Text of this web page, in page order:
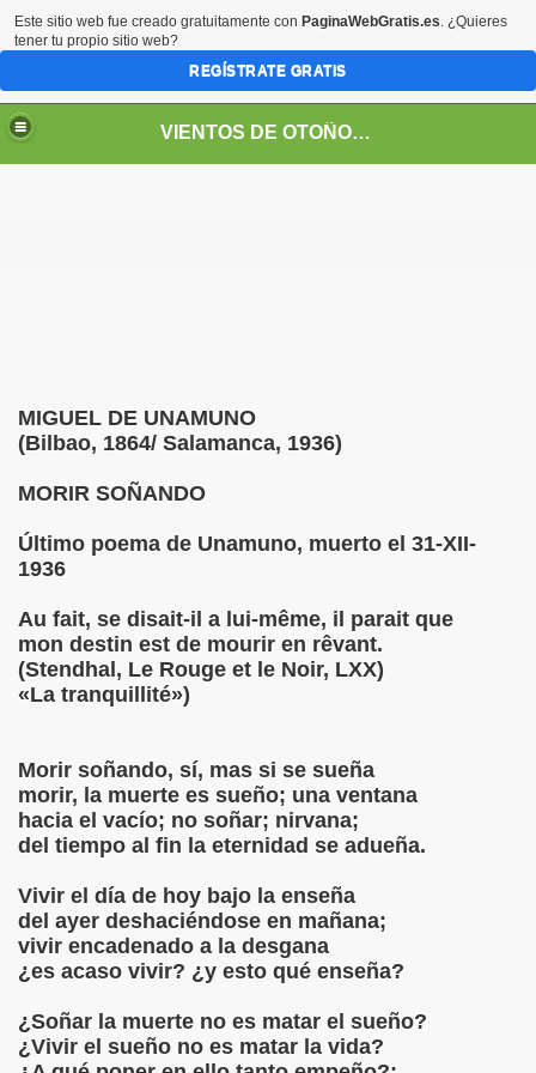
VIENTOS DE OTOÑO POR FANNY JEM WONG
MIGUEL DE UNAMUNO
(Bilbao, 1864/ Salamanca, 1936)
MORIR SOÑANDO
Último poema de Unamuno, muerto el 31-XII-
1936
Au fait, se disait-il a lui-même, il parait que
mon destin est de mourir en rêvant.
(Stendhal, Le Rouge et le Noir, LXX)
«La tranquillité»)
Morir soñando, sí, mas si se sueña
morir, la muerte es sueño; una ventana
hacia el vacío; no soñar; nirvana;
del tiempo al fin la eternidad se adueña.
Vivir el día de hoy bajo la enseña
del ayer deshaciéndose en mañana;
vivir encadenado a la desgana
¿es acaso vivir? ¿y esto qué enseña?
¿Soñar la muerte no es matar el sueño?
¿Vivir el sueño no es matar la vida?
-EDUCACIÓN -UNIVERSIDADES- ARTE-
POESÍA ORIENTAL
EROTICA , SUGESTIVA POR FANNY JEM WONG
A MIS POEMAS
Este sitio web fue creado gratuitamente con PaginaWebGratis.es. ¿Quieres
tener tu propio sitio web?
REGÍSTRATE GRATIS